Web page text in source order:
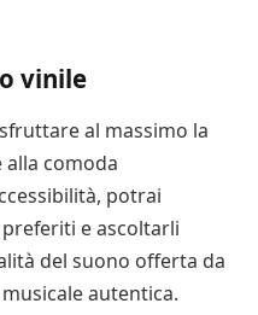
vinile
al massimo la
alla comoda
potrai
e ascoltarli
del suono offerta da
autentica.